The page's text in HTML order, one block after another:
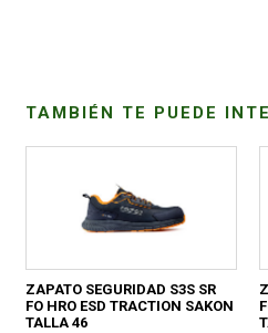
TAMBIÉN TE PUEDE
ZAPATO SEGURIDAD S3S SR
FO HRO ESD TRACTION SAKON
TALLA 46